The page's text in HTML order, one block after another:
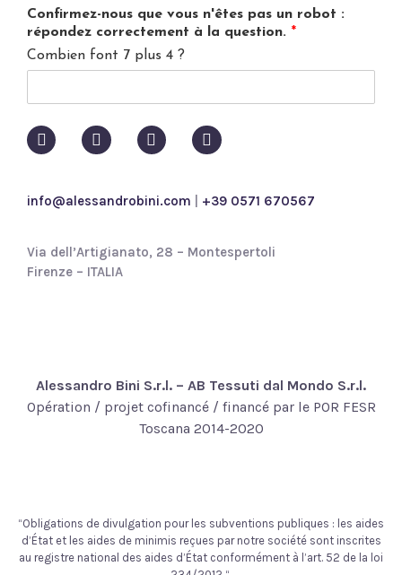
v
a
y
i
c
Confirmez-nous que vous n'êtes pas un robot :
répondez correctement à la question. *
Combien font 7 plus 4 ?
info@alessandrobini.com +39 0571 670567
Via dell’Artigianato, 28 – Montespertoli
Firenze – ITALIA
Alessandro Bini S.r.l. – AB Tessuti dal Mondo S.r.l.
Opération / projet cofinancé / financé par le POR FESR
Toscana 2014-2020
“Obligations de divulgation pour les subventions publiques : les aides
d’État et les aides de minimis reçues par notre société sont inscrites
au registre national des aides d’État conformément à l’art. 52 de la loi